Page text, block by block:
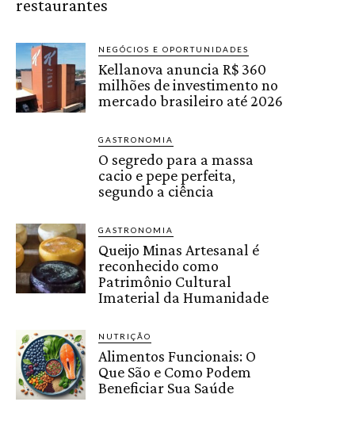
restaurantes
NEGÓCIOS E OPORTUNIDADES
Kellanova anuncia R$ 360
milhões de investimento no
mercado brasileiro até 2026
GASTRONOMIA
O segredo para a massa
cacio e pepe perfeita,
segundo a ciência
GASTRONOMIA
Queijo Minas Artesanal é
reconhecido como
Patrimônio Cultural
Imaterial da Humanidade
NUTRIÇÃO
Alimentos Funcionais: O
Que São e Como Podem
Beneficiar Sua Saúde